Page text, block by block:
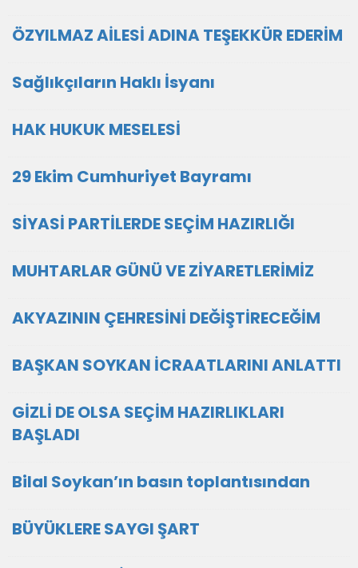
ÖZYILMAZ AİLESİ ADINA TEŞEKKÜR EDERİM
Sağlıkçıların Haklı İsyanı
HAK HUKUK MESELESİ
29 Ekim Cumhuriyet Bayramı
SİYASİ PARTİLERDE SEÇİM HAZIRLIĞI
MUHTARLAR GÜNÜ VE ZİYARETLERİMİZ
AKYAZININ ÇEHRESİNİ DEĞİŞTİRECEĞİM
BAŞKAN SOYKAN İCRAATLARINI ANLATTI
GİZLİ DE OLSA SEÇİM HAZIRLIKLARI
BAŞLADI
Bilal Soykan’ın basın toplantısından
BÜYÜKLERE SAYGI ŞART